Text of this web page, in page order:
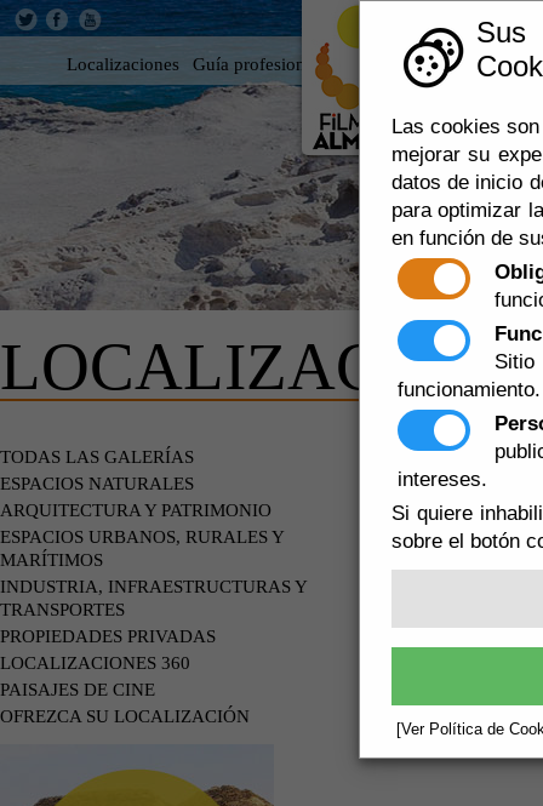
Las cookies
mejorar su
datos de inicio
para optimizar
en función de
funcionamiento.
intereses.
Si quiere
sobre el botón
[Ver Política de
Localizaciones Guía profesional Rodar en Almería 360
TODAS LAS GALERÍAS
ESPACIOS NATURALES
ARQUITECTURA Y PATRIMONIO
ESPACIOS URBANOS, RURALES Y
MARÍTIMOS
INDUSTRIA, INFRAESTRUCTURAS Y
TRANSPORTES
PROPIEDADES PRIVADAS
LOCALIZACIONES 360
PAISAJES DE CINE
OFREZCA SU LOCALIZACIÓN